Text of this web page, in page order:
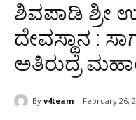
ಶಿವಪಾಡಿ ಶ್ರೀ
ದೇವಸ್ಥಾನ :
ಅತಿರುದ್ರ
By v4team February 26,